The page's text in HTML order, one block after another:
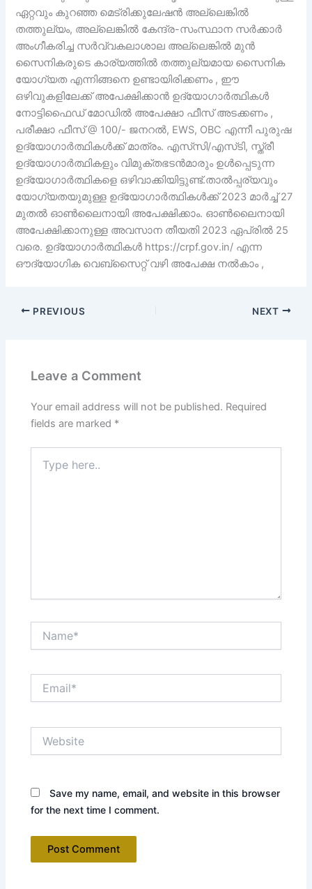
ഏറ്റവും കുറഞ്ഞ മെട്രിക്കുലേഷൻ അല്ലെങ്കിൽ
തത്തുല്യം, അല്ലെങ്കിൽ കേന്ദ്ര-സംസ്ഥാന സർക്കാർ
അംഗീകരിച്ച സർവ്വകലാശാല അല്ലെങ്കിൽ മുൻ
സൈനികരുടെ കാര്യത്തിൽ തത്തുല്യമായ സൈനിക
യോഗ്യത എന്നിങ്ങനെ ഉണ്ടായിരിക്കണം , ഈ
ഒഴിവുകളിലേക്ക് അപേക്ഷിക്കാൻ ഉദ്യോഗാർത്ഥികൾ
നോട്ടിഫൈഡ് മോഡിൽ അപേക്ഷാ ഫീസ് അടക്കണം ,
പരീക്ഷാ ഫീസ് @ 100/- ജനറൽ, EWS, OBC എന്നീ പുരുഷ
ഉദ്യോഗാർത്ഥികൾക്ക് മാത്രം. എസ്‌സി/എസ്‌ടി, സ്ത്രീ
ഉദ്യോഗാർത്ഥികളും വിമുക്തഭടൻമാരും ഉൾപ്പെടുന്ന
ഉദ്യോഗാർത്ഥികളെ ഒഴിവാക്കിയിട്ടുണ്ട്.താൽപ്പര്യവും
യോഗ്യതയുമുള്ള ഉദ്യോഗാർത്ഥികൾക്ക് 2023 മാർച്ച് 27
മുതൽ ഓൺലൈനായി അപേക്ഷിക്കാം. ഓൺലൈനായി
അപേക്ഷിക്കാനുള്ള അവസാന തീയതി 2023 ഏപ്രിൽ 25
വരെ. ഉദ്യോഗാർത്ഥികൾ https://crpf.gov.in/ എന്ന
ഔദ്യോഗിക വെബ്സൈറ്റ് വഴി അപേക്ഷ നൽകാം ,
PREVIOUS NEXT
Leave a Comment
Your email address will not be published. Required
fields are marked *
here..
Save my name, email, and website in this browser
for the next time I comment.